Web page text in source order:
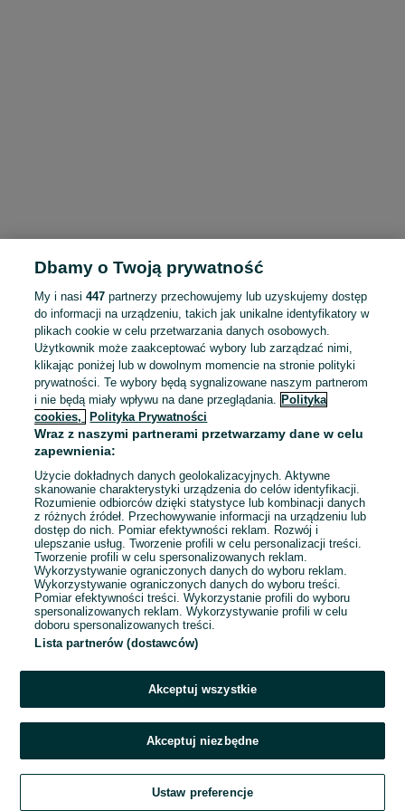
To ogłoszenie nie jest już dostępne
Przejdź na stronę główną
Dbamy o Twoją prywatność
My i nasi447 partnerzy przechowujemy lub uzyskujemy dostęp
do informacji na urządzeniu, takich jak unikalne identyfikatory w
plikach cookie w celu przetwarzania danych osobowych.
Użytkownik może zaakceptować wybory lub zarządzać nimi,
klikając poniżej lub w dowolnym momencie na stronie polityki
prywatności. Te wybory będą sygnalizowane naszym partnerom
i nie będą miały wpływu na dane przeglądania. Polityka
cookies,
Polityka Prywatności
Wraz z naszymi partnerami przetwarzamy dane w celu
zapewnienia:
Użycie dokładnych danych geolokalizacyjnych. Aktywne
skanowanie charakterystyki urządzenia do celów identyfikacji.
Rozumienie odbiorców dzięki statystyce lub kombinacji danych
z różnych źródeł. Przechowywanie informacji na urządzeniu lub
dostęp do nich. Pomiar efektywności reklam. Rozwój i
ulepszanie usług. Tworzenie profili w celu personalizacji treści.
Tworzenie profili w celu spersonalizowanych reklam.
Wykorzystywanie ograniczonych danych do wyboru reklam.
Wykorzystywanie ograniczonych danych do wyboru treści.
Pomiar efektywności treści. Wykorzystanie profili do wyboru
spersonalizowanych reklam. Wykorzystywanie profili w celu
doboru spersonalizowanych treści.
Lista partnerów (dostawców)
Akceptuj wszystkie
Akceptuj niezbędne
Ustaw preferencje